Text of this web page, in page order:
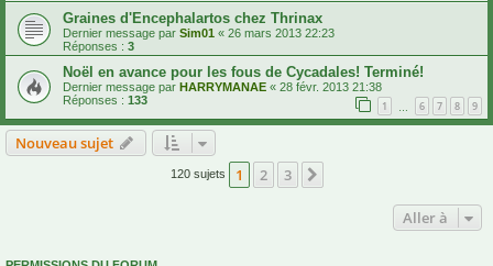
Graines d'Encephalartos chez Thrinax
Dernier message par Sim01 « 26 mars 2013 22:23
Réponses : 3
Noël en avance pour les fous de Cycadales! Terminé!
Dernier message par HARRYMANAE « 28 févr. 2013 21:38
Réponses : 133 1 6 7 8 9
Nouveau sujet
120 sujets 1 2 3
Aller à